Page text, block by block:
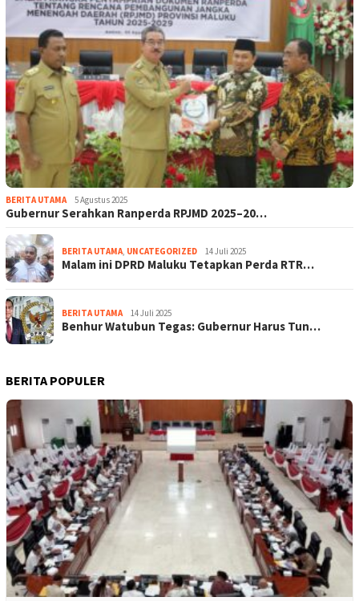
BERITA UTAMA 5 Agustus 2025
Gubernur Serahkan Ranperda RPJMD 2025–20…
BERITA UTAMA, UNCATEGORIZED 14 Juli 2025
Malam ini DPRD Maluku Tetapkan Perda RTR…
BERITA UTAMA 14 Juli 2025
Benhur Watubun Tegas: Gubernur Harus Tun…
BERITA POPULER